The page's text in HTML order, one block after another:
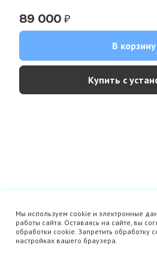
89 000 ₽
В корзину
Купить с
Avito
Акции
Гарантия
Оплата
Мы используем cookie и электронные
работы сайта. Оставаясь на сайте, вы
обработки cookie. Запретить обработку
настройках вашего браузера.